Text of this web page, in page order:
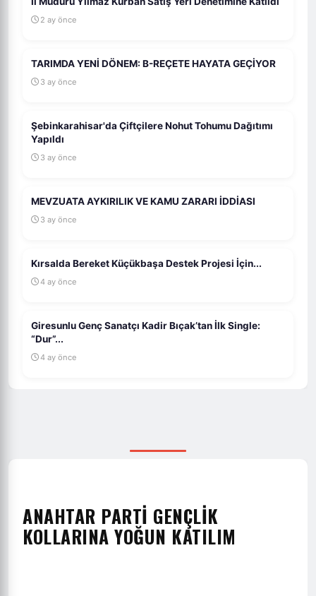
2 ay önce
TARIMDA YENİ DÖNEM: B-REÇETE HAYATA GEÇİYOR
3 ay önce
Şebinkarahisar'da Çiftçilere Nohut Tohumu Dağıtımı
Yapıldı
3 ay önce
MEVZUATA AYKIRILIK VE KAMU ZARARI İDDİASI
3 ay önce
Kırsalda Bereket Küçükbaşa Destek Projesi İçin...
4 ay önce
Giresunlu Genç Sanatçı Kadir Bıçak’tan İlk Single:
“Dur”...
4 ay önce
ANAHTAR PARTİ GENÇLİK
KOLLARINA YOĞUN KATILIM